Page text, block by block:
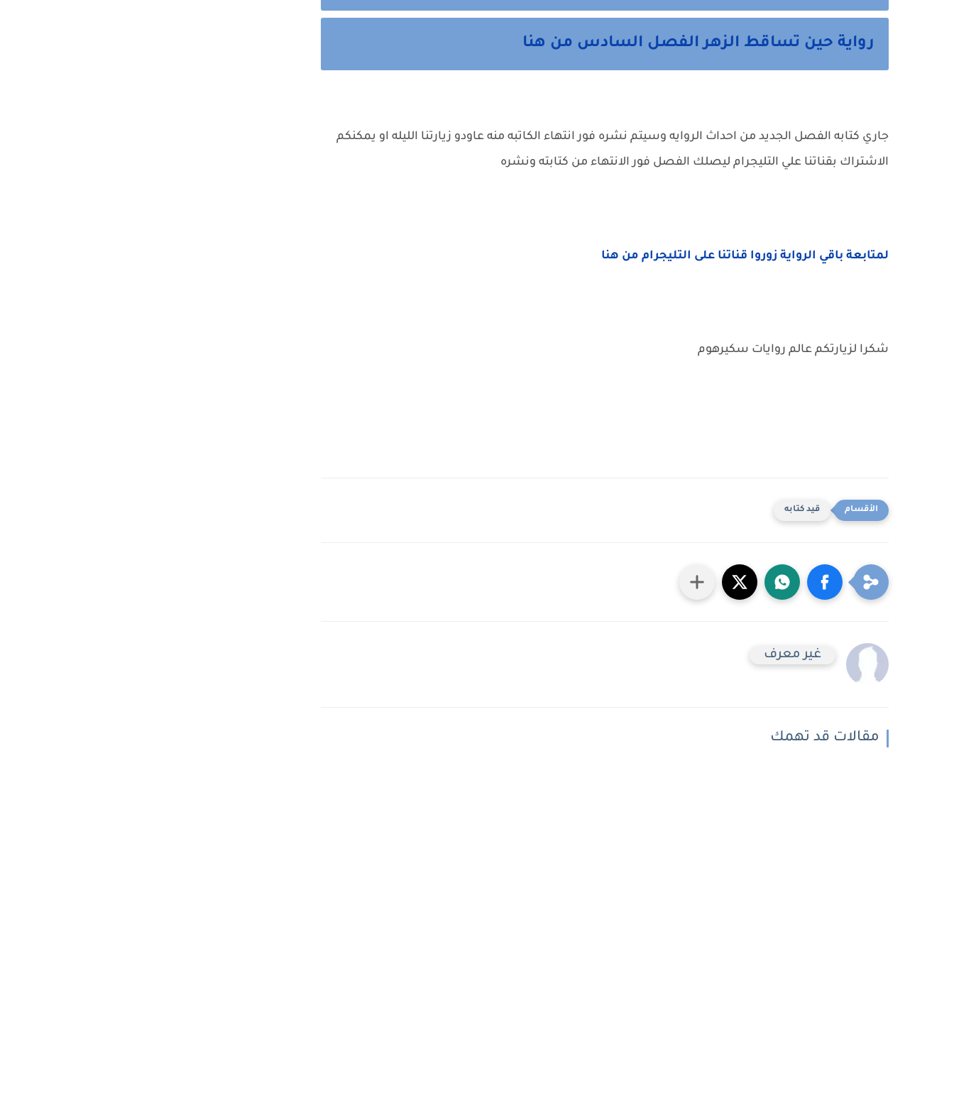
رواية حين تساقط الزهر الفصل السادس من هنا
جاري كتابه الفصل الجديد من احداث الروايه وسيتم نشره فور انتهاء الكاتبه منه عاودو زيارتنا الليله او يمكنكم
الاشتراك بقناتنا علي التليجرام ليصلك الفصل فور الانتهاء من كتابته ونشره
لمتابعة باقي الرواية زوروا قناتنا على التليجرام من هنا
شكرا لزيارتكم عالم روايات سكيرهوم
قيد كتابه
غير معرف
مقالات قد تهمك